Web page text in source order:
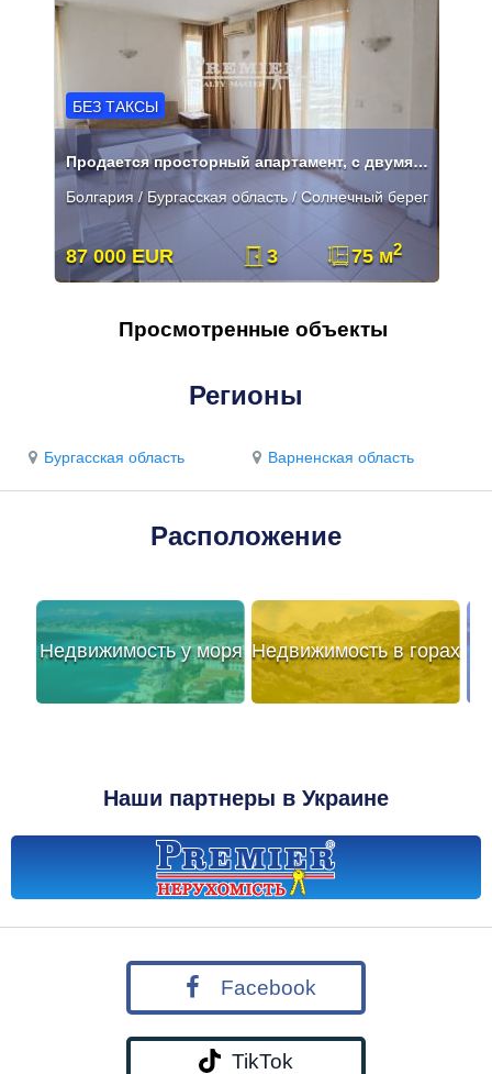
БЕЗ ТАКСЫ
Продается просторный апартамент, с двумя отдельными спальнями.
Болгария / Бургасская область / Солнечный берег
87 000 EUR 3 75 м2
Просмотренные объекты
Регионы
Бургасская область Варненская область
Расположение
Недвижимость у моря Недвижимость в горах
Наши партнеры в Украине
Facebook
TikTok